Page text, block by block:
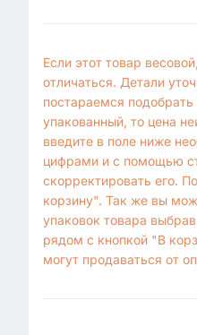
Если этот товар
отличаться. Детали
постараемся
упакованный, то цена
введите в поле ниже
цифрами и с помощью
скорректировать его.
корзину". Так же вы
упаковок товара
рядом с кнопкой "В
могут продаваться от